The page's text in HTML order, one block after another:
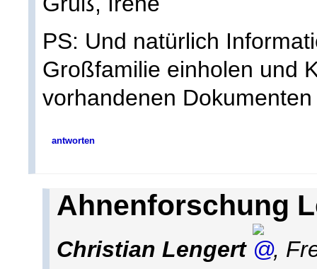
PS: Und natürlich
Großfamilie einholen und
vorhandenen
antworten
Ahnenforschung
Christian Lengert ,